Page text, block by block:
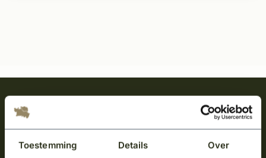
Toestemming Details Over
Meld je aan en ontvang het laatste nieuws
over onze kempische bouwstijl!
Aanmelden voor de nieuwsbrief